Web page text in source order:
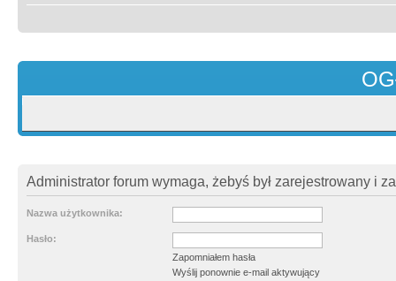
Administrator forum wymaga, żebyś był zarejestrowany i
Nazwa użytkownika:
Hasło:
Zapomniałem hasła
Wyślij ponownie e-mail aktywujący